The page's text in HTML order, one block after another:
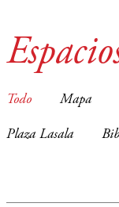
Todo Mapa
Plaza Lasala